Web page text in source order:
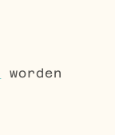
worden